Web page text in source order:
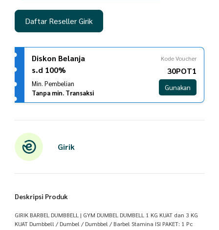
Daftar Reseller Girik
Diskon Belanja
s.d 100%
Min. Pembelian
Tanpa min. Transaksi
Kode Voucher
30POT1
Gunakan
Girik
Deskripsi Produk
GIRIK BARBEL DUMBBELL | GYM DUMBEL DUMBELL 1 KG KUAT dan 3 KG
KUAT Dumbbell / Dumbel / Dumbbel / Barbel Stamina ISI PAKET: 1 Pc